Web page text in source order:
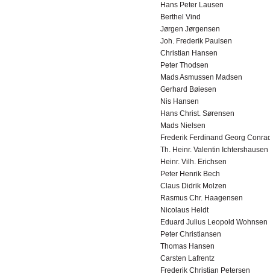
Hans Peter Lausen
Berthel Vind
Jørgen Jørgensen
Joh. Frederik Paulsen
Christian Hansen
Peter Thodsen
Mads Asmussen Madsen
Gerhard Bøiesen
Nis Hansen
Hans Christ. Sørensen
Mads Nielsen
Frederik Ferdinand Georg
Th. Heinr. Valentin Ichtershausen
Heinr. Vilh. Erichsen
Peter Henrik Bech
Claus Didrik Molzen
Rasmus Chr. Haagensen
Nicolaus Heldt
Eduard Julius Leopold Wohnsen
Peter Christiansen
Thomas Hansen
Carsten Lafrentz
Frederik Christian Petersen